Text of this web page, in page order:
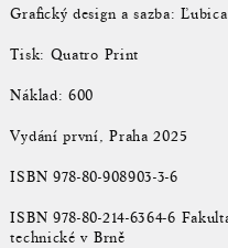
Grafický design a sazba: Ľubica
Tisk: Quatro Print
Náklad: 600
Vydání první, Praha 2025
ISBN 978-80-908903-3-6
ISBN 978-80-214-6364-6
technické v Brně